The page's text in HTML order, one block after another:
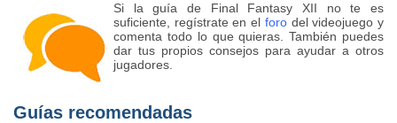
Si la guía de Final Fantasy XII no te es
suficiente, regístrate en el forodel videojuego y
comenta todo lo que quieras. También puedes
dar tus propios consejos para ayudar a otros
jugadores.
Guías recomendadas